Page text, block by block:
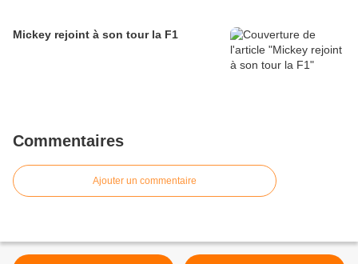
Mickey rejoint à son tour la F1
Commentaires
Ajouter un commentaire